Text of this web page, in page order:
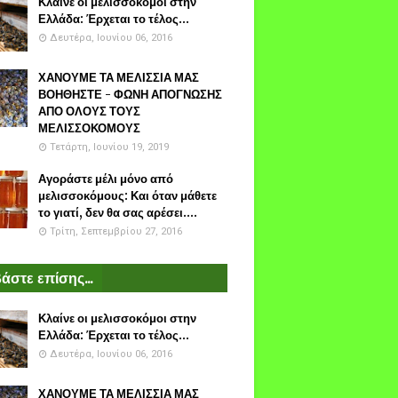
Ελλάδα: Έρχεται το τέλος...
Δευτέρα, Ιουνίου 06, 2016
ΧΑΝΟΥΜΕ ΤΑ ΜΕΛΙΣΣΙΑ ΜΑΣ
ΒΟΗΘΗΣΤΕ - ΦΩΝΗ ΑΠΟΓΝΩΣΗΣ
ΑΠΟ ΟΛΟΥΣ ΤΟΥΣ
ΜΕΛΙΣΣΟΚΟΜΟΥΣ
Τετάρτη, Ιουνίου 19, 2019
Αγοράστε μέλι μόνο από
μελισσοκόμους: Και όταν μάθετε
το γιατί, δεν θα σας αρέσει....
Τρίτη, Σεπτεμβρίου 27, 2016
επίσης...
Κλαίνε οι μελισσοκόμοι στην
Ελλάδα: Έρχεται το τέλος...
Δευτέρα, Ιουνίου 06, 2016
ΧΑΝΟΥΜΕ ΤΑ ΜΕΛΙΣΣΙΑ ΜΑΣ